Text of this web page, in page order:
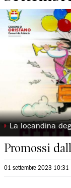
◗ La locandina
Promossi
01 settembre 2023 10:31